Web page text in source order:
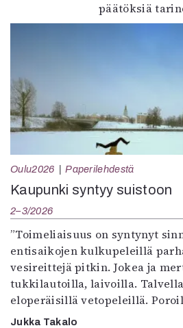
päätöksiä
Oulu2026 Paperilehdestä
Kaupunki syntyy suistoon
2–3/2026
”Toimeliaisuus on syntynyt
entisaikojen kulkupeleillä
vesireittejä pitkin. Jokea ja
tukkilautoilla, laivoilla.
eloperäisillä vetopeleillä.
Jukka Takalo